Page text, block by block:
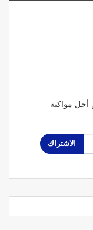
أجل مواكبة
الاشتراك